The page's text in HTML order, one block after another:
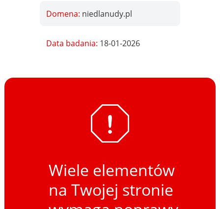
Domena: niedlanudy.pl
Data badania: 18-01-2026
Wiele elementów
na Twojej stronie